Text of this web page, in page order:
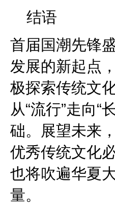
结语
首届国潮先锋
发展的新起点
极探索传统文
从“流行”走向“
础。展望未来
优秀传统文化
也将吹遍华夏
量。